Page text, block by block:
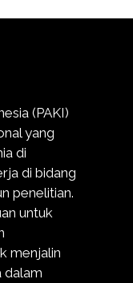
(PAKI)
yang
di
di bidang
penelitian.
untuk
menjalin
dalam